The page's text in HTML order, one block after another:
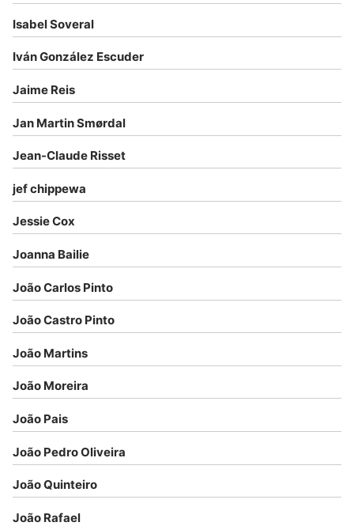
Isabel Soveral
Iván González Escuder
Jaime Reis
Jan Martin Smørdal
Jean-Claude Risset
jef chippewa
Jessie Cox
Joanna Bailie
João Carlos Pinto
João Castro Pinto
João Martins
João Moreira
João Pais
João Pedro Oliveira
João Quinteiro
João Rafael